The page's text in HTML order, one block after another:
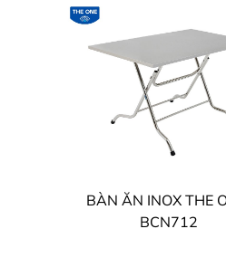
BÀN ĂN INOX THE
BCN712